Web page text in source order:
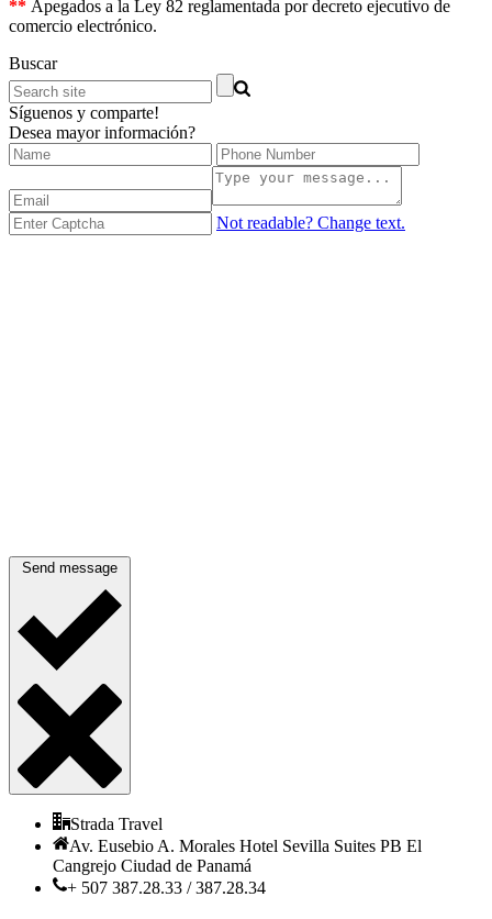
** Apegados a la Ley 82 reglamentada por decreto ejecutivo de
comercio electrónico.
Buscar
Síguenos y comparte!
Desea mayor información?
Not readable? Change text.
Send message
Strada Travel
Av. Eusebio A. Morales Hotel Sevilla Suites PB El
Cangrejo Ciudad de Panamá
+ 507 387.28.33 / 387.28.34